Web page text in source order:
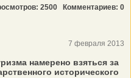
2500 Комментариев: 0
7 февраля 2013
намерено взяться за
исторического